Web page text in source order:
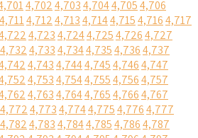
4,7024,7034,7044,7054,706
4,7114,7124,7134,7144,7154,7164,717
4,7234,7244,7254,7264,727
4,7324,7334,7344,7354,7364,737
4,7434,7444,7454,7464,747
4,7534,7544,7554,7564,757
4,7634,7644,7654,7664,767
4,7724,7734,7744,7754,7764,777
4,7824,7834,7844,7854,7864,787